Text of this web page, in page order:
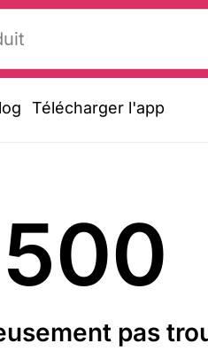
Télécharger l'app
500
pas